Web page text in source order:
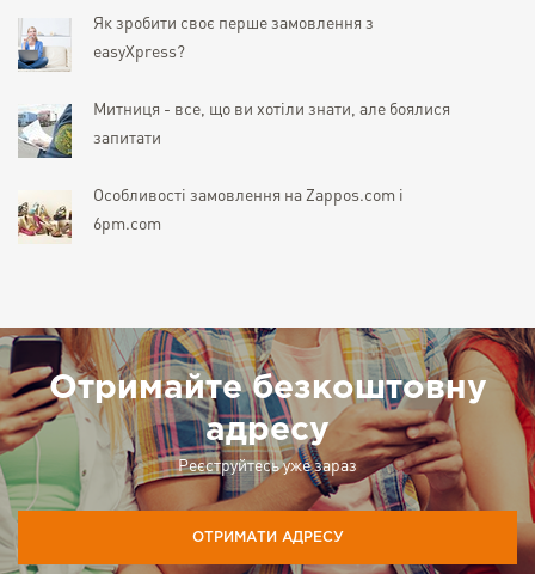
Як зробити своє перше замовлення з
easyXpress?
Митниця - все, що ви хотіли знати, але боялися
запитати
Особливості замовлення на Zappos.com і
6pm.com
Отримайте безкоштовну
адресу
Реєструйтесь уже зараз
ОТРИМАТИ АДРЕСУ